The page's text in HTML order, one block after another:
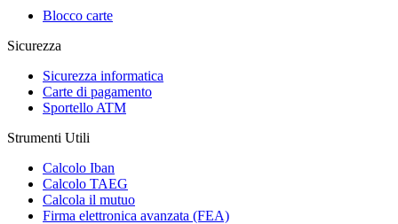
Blocco carte
Sicurezza
Sicurezza informatica
Carte di pagamento
Sportello ATM
Strumenti Utili
Calcolo Iban
Calcolo TAEG
Calcola il mutuo
Firma elettronica avanzata (FEA)